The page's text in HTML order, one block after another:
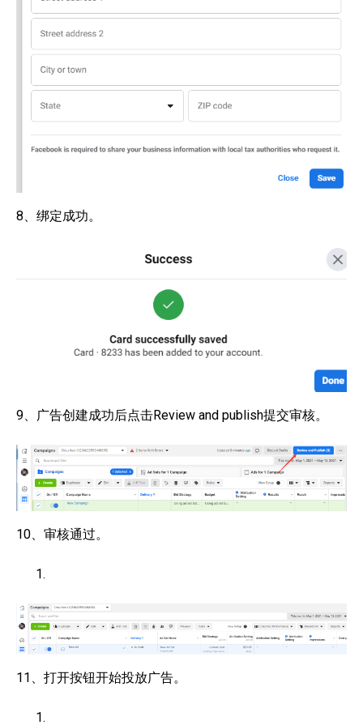
8、绑定成功。
9、广告创建成功后点击Review and publish提交审核。
10、审核通过。
11、打开按钮开始投放广告。